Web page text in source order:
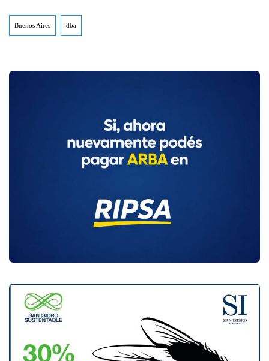
Buenos Aires dba